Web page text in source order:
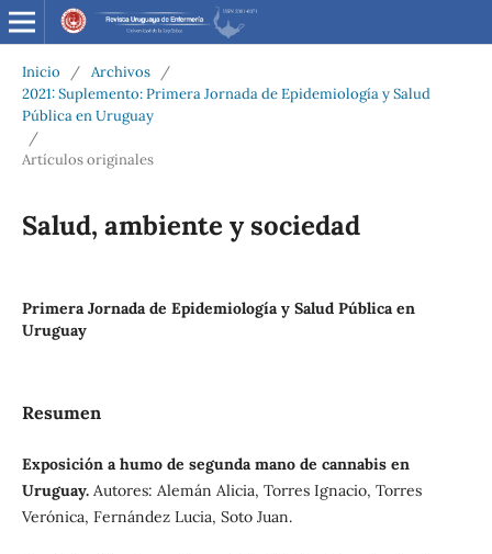
Inicio / Archivos
/
2021: Suplemento: Primera Jornada de Epidemiología y Salud
Pública en Uruguay
/
Artículos originales
Salud, ambiente y sociedad
Primera Jornada de Epidemiología y Salud Pública en
Uruguay
Resumen
Exposición a humo de segunda mano de cannabis en
Uruguay. Autores: Alemán Alicia, Torres Ignacio, Torres
Verónica, Fernández Lucia, Soto Juan.